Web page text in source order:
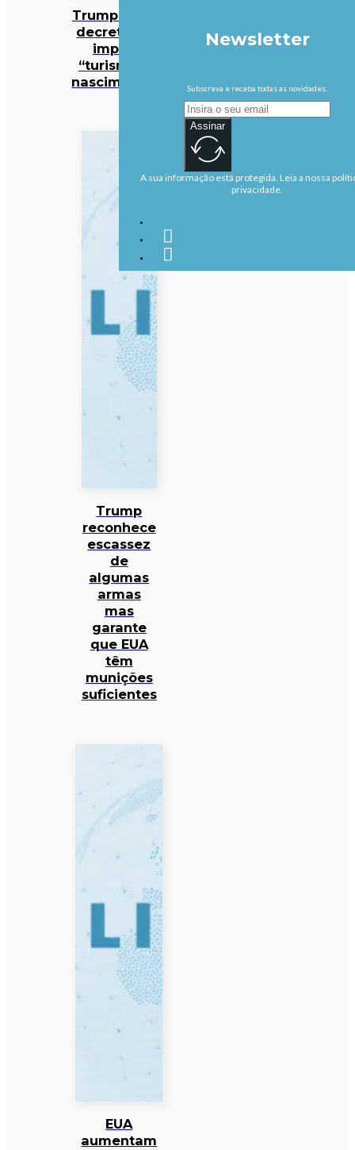
Trump assina
decreto que
impede
“turismo de
nascimentos”
Trump
reconhece
escassez
de
algumas
armas
mas
garante
que EUA
têm
munições
suficientes
EUA
aumentam
Newsletter
Subscreva e receba todas as novidades.
Assinar
A sua informação está protegida. Leia a nossa
privacidade.